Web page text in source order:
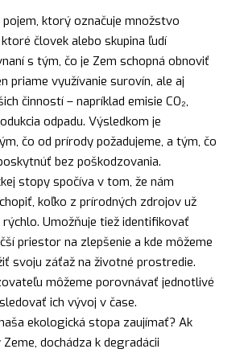
ktorý označuje množstvo
človek alebo skupina ľudí
s tým, čo je Zem schopná obnoviť
priame využívanie surovín, ale aj
činností – napríklad emisie CO₂,
odpadu. Výsledkom je
čo od prírody požadujeme, a tým, čo
bez poškodzovania.
stopy spočíva v tom, že nám
koľko z prírodných zdrojov už
Umožňuje tiež identifikovať
priestor na zlepšenie a kde môžeme
svoju záťaž na životné prostredie.
môžeme porovnávať jednotlivé
ich vývoj v čase.
ekologická stopa zaujímať? Ak
dochádza k degradácii